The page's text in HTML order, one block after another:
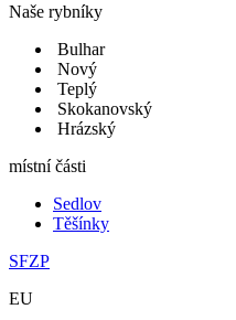
Naše rybníky
Bulhar
Nový
Teplý
Skokanovský
Hrázský
místní části
Sedlov
Těšínky
SFZP
EU